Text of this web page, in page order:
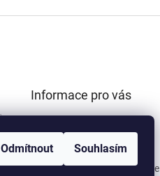
Odmítnout Souhlasím
Informace pro vás
Podmínky ochrany osobních
údajů
Kamenná prodejna Pardubice